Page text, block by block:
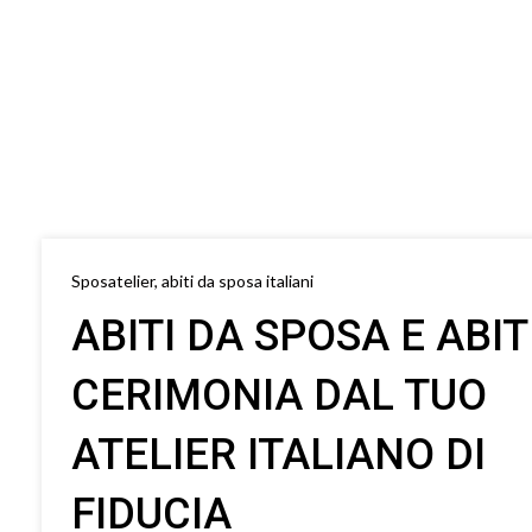
Sposatelier, abiti da sposa italiani
ABITI DA SPOSA E
CERIMONIA DAL TUO
ATELIER ITALIANO DI
FIDUCIA